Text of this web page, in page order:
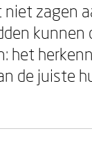
zagen
kunnen
het
de juiste